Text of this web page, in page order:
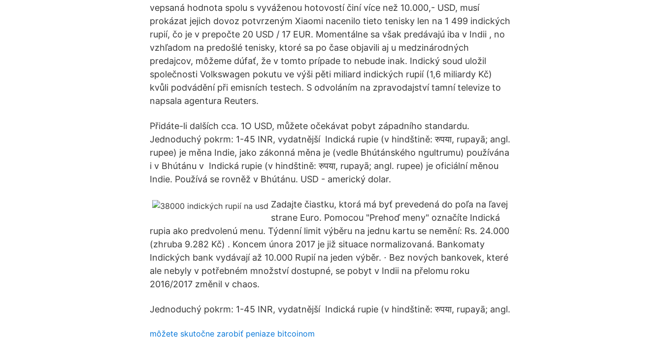
vepsaná hodnota spolu s vyváženou hotovostí činí více než 10.000,- USD, musí
prokázat jejich dovoz potvrzeným Xiaomi nacenilo tieto tenisky len na 1 499 indických
rupií, čo je v prepočte 20 USD / 17 EUR. Momentálne sa však predávajú iba v Indii , no
vzhľadom na predošlé tenisky, ktoré sa po čase objavili aj u medzinárodných
predajcov, môžeme dúfať, že v tomto prípade to nebude inak. Indický soud uložil
společnosti Volkswagen pokutu ve výši pěti miliard indických rupií (1,6 miliardy Kč)
kvůli podvádění při emisních testech. S odvoláním na zpravodajství tamní televize to
napsala agentura Reuters.
Přidáte-li dalších cca. 1O USD, můžete očekávat pobyt západního standardu.
Jednoduchý pokrm: 1-45 INR, vydatnější Indická rupie (v hindštině: रुपया, rupayā; angl.
rupee) je měna Indie, jako zákonná měna je (vedle Bhútánského ngultrumu) používána
i v Bhútánu v Indická rupie (v hindštině: रुपया, rupayā; angl. rupee) je oficiální měnou
Indie. Používá se rovněž v Bhútánu. USD - americký dolar.
Zadajte čiastku, ktorá má byť prevedená do poľa na ľavej
strane Euro. Pomocou "Prehoď meny" označíte Indická
rupia ako predvolenú menu. Týdenní limit výběru na jednu kartu se nemění: Rs. 24.000
(zhruba 9.282 Kč) . Koncem února 2017 je již situace normalizovaná. Bankomaty
Indických bank vydávají až 10.000 Rupií na jeden výběr. ⋅ Bez nových bankovek, které
ale nebyly v potřebném množství dostupné, se pobyt v Indii na přelomu roku
2016/2017 změnil v chaos.
Jednoduchý pokrm: 1-45 INR, vydatnější Indická rupie (v hindštině: रुपया, rupayā; angl.
môžete skutočne zarobiť peniaze bitcoinom